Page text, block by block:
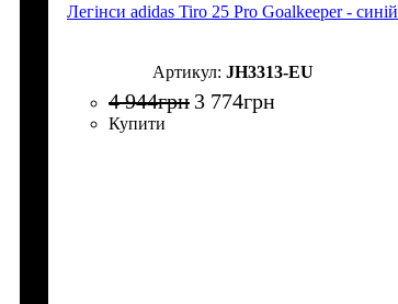
Легінси adidas Tiro 25 Pro Goalkeeper - синій
JH3313-EU
4 944грн 3 774грн
Купити